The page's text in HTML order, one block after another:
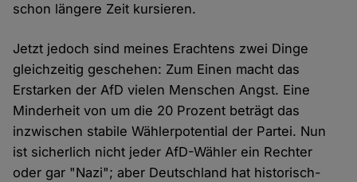
schon längere Zeit kursieren.
Jetzt jedoch sind meines Erachtens zwei Dinge
gleichzeitig geschehen: Zum Einen macht das
Erstarken der AfD vielen Menschen Angst. Eine
Minderheit von um die 20 Prozent beträgt das
inzwischen stabile Wählerpotential der Partei. Nun
ist sicherlich nicht jeder AfD-Wähler ein Rechter
oder gar "Nazi"; aber Deutschland hat historisch-